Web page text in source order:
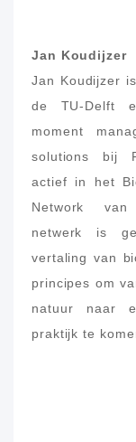
Jan Koudijzer
Jan Koudijzer
de TU-Delft
moment
solutions bij
actief in het
Network
netwerk is
vertaling van
principes om
natuur naar
praktijk te